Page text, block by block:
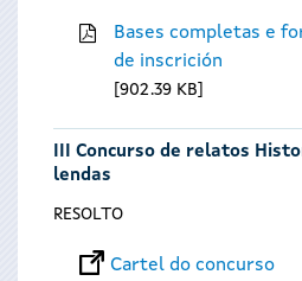
Bases completas e
de inscrición
902.39 KB
III Concurso de relatos
lendas
RESOLTO
Cartel do concurso